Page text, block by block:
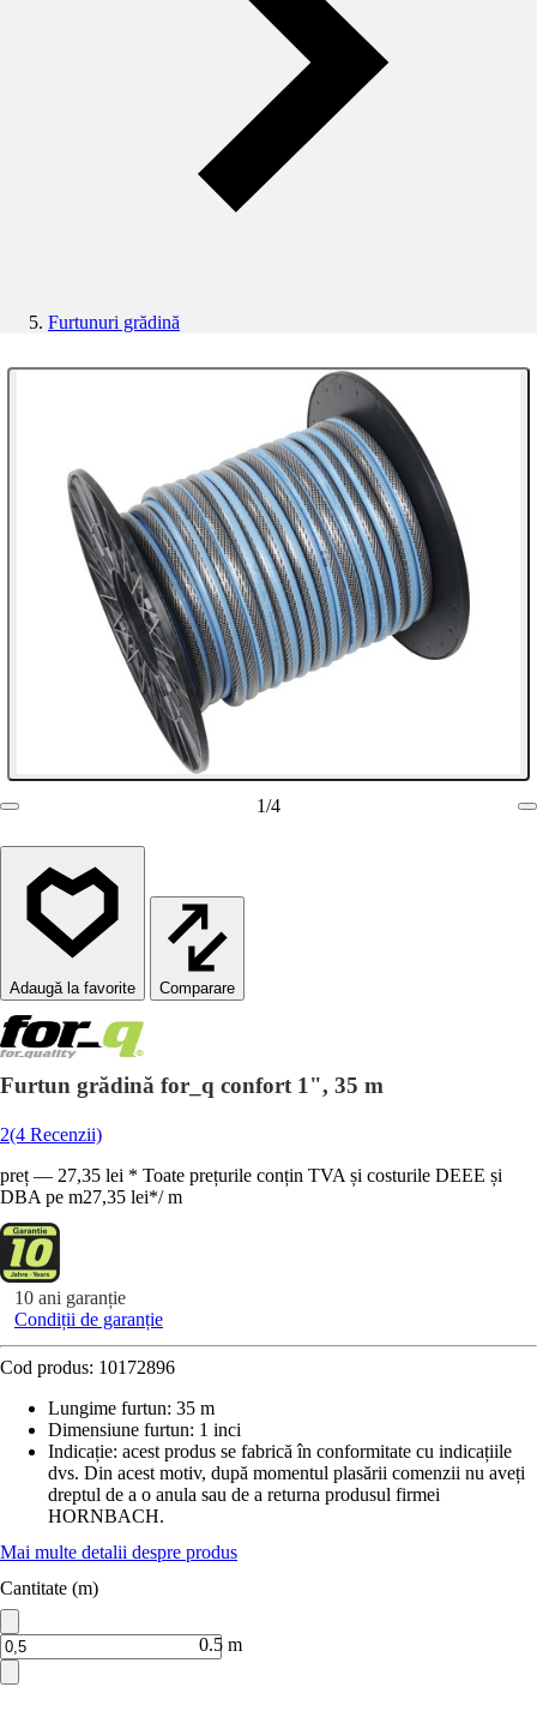
Furtunuri grădină
1/4
Comparare
Furtun grădină for_q confort 1", 35 m
2(4 Recenzii)
preț — 27,35 lei * Toate prețurile conțin TVA și costurile DEEE și
DBA pe m27,35 lei*/ m
10 ani garanție
Condiții de garanție
Cod produs: 10172896
Lungime furtun: 35 m
Dimensiune furtun: 1 inci
Indicație: acest produs se fabrică în conformitate cu indicațiile
dvs. Din acest motiv, după momentul plasării comenzii nu aveți
dreptul de a o anula sau de a returna produsul firmei
HORNBACH.
Mai multe detalii despre produs
Cantitate (m)
0.5 m